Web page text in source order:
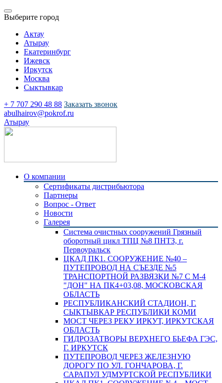
Выберите город
Актау
Атырау
Екатеринбург
Ижевск
Иркутск
Москва
Сыктывкар
+ 7 707 290 48 88 Заказать звонок
abulhairov@pokrof.ru
Атырау
О компании
Сертификаты дистрибьютора
Партнеры
Вопрос - Ответ
Новости
Галерея
Система очистных сооружений Грязный
оборотный цикл ТПЦ №8 ПНТЗ, г.
Первоуральск
ЦКАД ПК1. СООРУЖЕНИЕ №40 –
ПУТЕПРОВОД НА СЪЕЗДЕ №5
ТРАНСПОРТНОЙ РАЗВЯЗКИ №7 С М-4
"ДОН" НА ПК4+03,08, МОСКОВСКАЯ
ОБЛАСТЬ
РЕСПУБЛИКАНСКИЙ СТАДИОН, Г.
СЫКТЫВКАР РЕСПУБЛИКИ КОМИ
МОСТ ЧЕРЕЗ РЕКУ ИРКУТ, ИРКУТСКАЯ
ОБЛАСТЬ
ГИДРОЗАТВОРЫ ВЕРХНЕГО БЬЕФА ГЭС,
Г. ИРКУТСК
ПУТЕПРОВОД ЧЕРЕЗ ЖЕЛЕЗНУЮ
ДОРОГУ ПО УЛ. ГОНЧАРОВА, Г.
САРАПУЛ УДМУРТСКОЙ РЕСПУБЛИКИ